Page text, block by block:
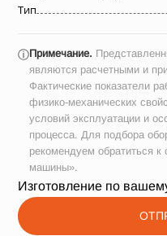
Тип
ⓘПримечание.
являются расчетными и
Фактические показатели
физико-механических
условий эксплуатации и
процесса. Для подбора
рекомендуем обратиться
машины».
Изготовление по